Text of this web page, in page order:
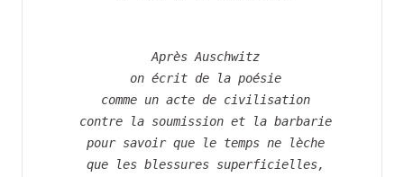
Après Auschwitz
on écrit de la poésie
comme un acte de civilisation
contre la soumission et la barbarie
pour savoir que le temps ne lèche
que les blessures superficielles,